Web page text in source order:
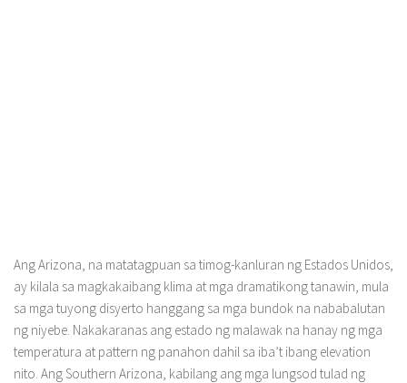
Ang Arizona, na matatagpuan sa timog-kanluran ng Estados Unidos,
ay kilala sa magkakaibang klima at mga dramatikong tanawin, mula
sa mga tuyong disyerto hanggang sa mga bundok na nababalutan
ng niyebe. Nakakaranas ang estado ng malawak na hanay ng mga
temperatura at pattern ng panahon dahil sa iba’t ibang elevation
nito. Ang Southern Arizona, kabilang ang mga lungsod tulad ng